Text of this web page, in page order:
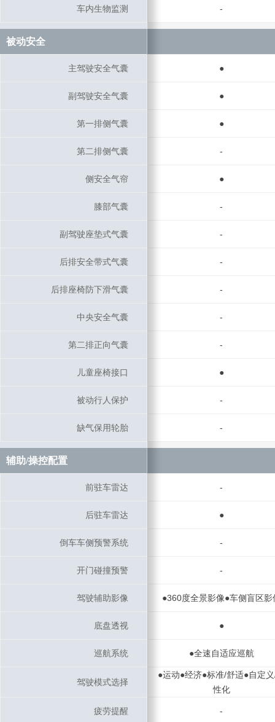
车内生物监测 -
被动安全
主驾驶安全气囊 ●
副驾驶安全气囊 ●
第一排侧气囊 ●
第二排侧气囊 -
侧安全气帘 ●
膝部气囊 -
副驾驶座垫式气囊 -
后排安全带式气囊 -
后排座椅防下滑气囊 -
中央安全气囊 -
第二排正向气囊 -
儿童座椅接口 ●
被动行人保护 -
缺气保用轮胎 -
辅助/操控配置
前驻车雷达 -
后驻车雷达 ●
倒车车侧预警系统 -
开门碰撞预警 -
驾驶辅助影像 ●360度全景影像●车侧盲区影
底盘透视 ●
巡航系统 ●全速自适应巡航
驾驶模式选择
●运动●经济●标准/舒适●自定
性化
疲劳提醒 -
车内生物监测
被动安全
主驾驶安全气囊
副驾驶安全气囊
第一排侧气囊
第二排侧气囊
侧安全气帘
膝部气囊
副驾驶座垫式气囊
后排安全带式气囊
后排座椅防下滑气囊
中央安全气囊
第二排正向气囊
儿童座椅接口
被动行人保护
缺气保用轮胎
辅助/操控配置
前驻车雷达
后驻车雷达
倒车车侧预警系统
开门碰撞预警
驾驶辅助影像
底盘透视
巡航系统
驾驶模式选择
疲劳提醒